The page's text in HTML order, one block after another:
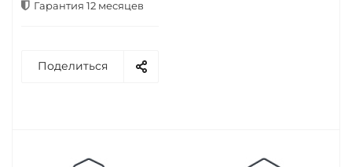
Гарантия 12 месяцев
Поделиться